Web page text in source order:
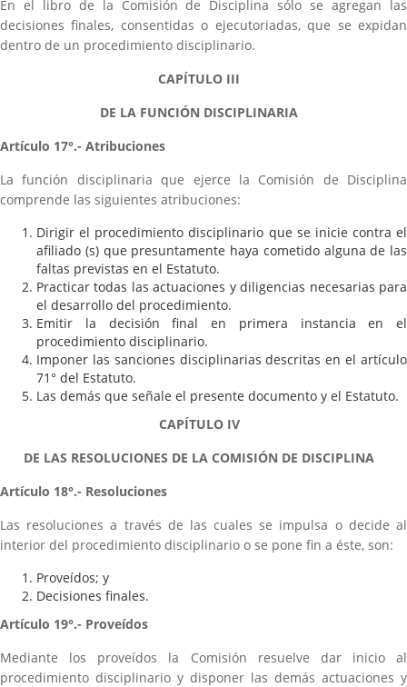
En el libro de la Comisión de Disciplina sólo se agregan las
decisiones finales, consentidas o ejecutoriadas, que se expidan
dentro de un procedimiento disciplinario.
CAPÍTULO III
DE LA FUNCIÓN DISCIPLINARIA
Artículo 17°.- Atribuciones
La función disciplinaria que ejerce la Comisión de Disciplina
comprende las siguientes atribuciones:
Dirigir el procedimiento disciplinario que se inicie contra el
afiliado (s) que presuntamente haya cometido alguna de las
faltas previstas en el Estatuto.
Practicar todas las actuaciones y diligencias necesarias para
el desarrollo del procedimiento.
Emitir la decisión final en primera instancia en el
procedimiento disciplinario.
Imponer las sanciones disciplinarias descritas en el artículo
71° del Estatuto.
Las demás que señale el presente documento y el Estatuto.
CAPÍTULO IV
DE LAS RESOLUCIONES DE LA COMISIÓN DE DISCIPLINA
Artículo 18°.- Resoluciones
Las resoluciones a través de las cuales se impulsa o decide al
interior del procedimiento disciplinario o se pone fin a éste, son:
Proveídos; y
Decisiones finales.
Artículo 19°.- Proveídos
Mediante los proveídos la Comisión resuelve dar inicio al
procedimiento disciplinario y disponer las demás actuaciones y